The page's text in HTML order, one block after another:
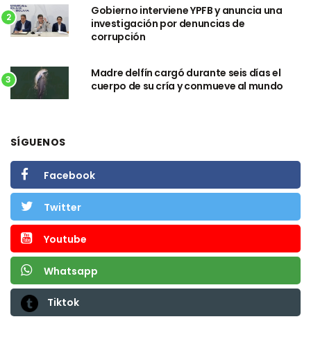
2
Gobierno interviene YPFB y anuncia una
investigación por denuncias de
corrupción
3
Madre delfín cargó durante seis días el
cuerpo de su cría y conmueve al mundo
SÍGUENOS
Facebook
Twitter
Youtube
Whatsapp
Tiktok